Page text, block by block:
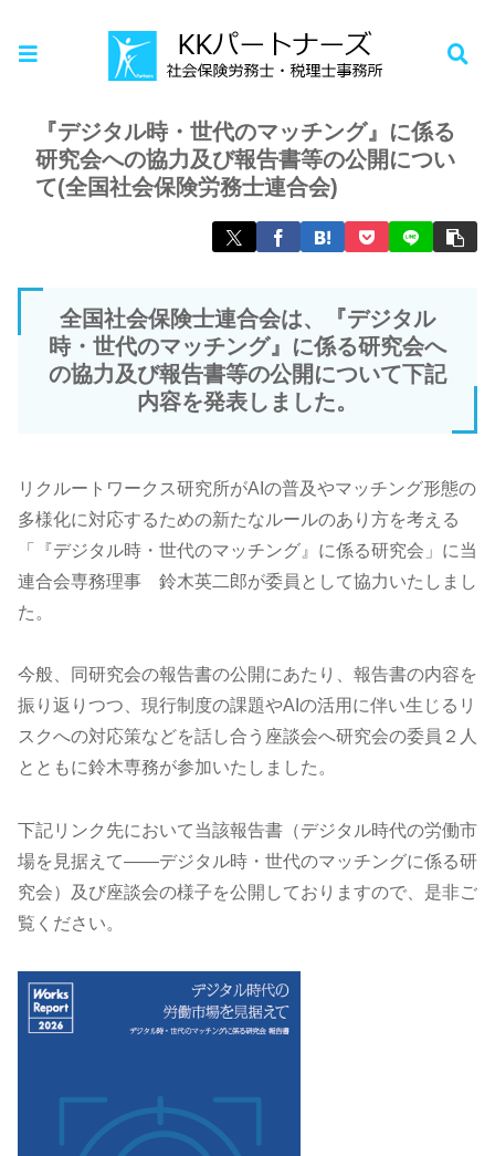
お知らせ
『デジタル時・世代のマッチング』に係る
研究会への協力及び報告書等の公開につい
て(全国社会保険労務士連合会)
全国社会保険士連合会は、『デジタル
時・世代のマッチング』に係る研究会へ
の協力及び報告書等の公開について下記
内容を発表しました。
リクルートワークス研究所がAIの普及やマッチング形態の
多様化に対応するための新たなルールのあり方を考える
「『デジタル時・世代のマッチング』に係る研究会」に当
連合会専務理事 鈴木英二郎が委員として協力いたしまし
た。
今般、同研究会の報告書の公開にあたり、報告書の内容を
振り返りつつ、現行制度の課題やAIの活用に伴い生じるリ
スクへの対応策などを話し合う座談会へ研究会の委員２人
とともに鈴木専務が参加いたしました。
下記リンク先において当該報告書（デジタル時代の労働市
場を見据えて――デジタル時・世代のマッチングに係る研
究会）及び座談会の様子を公開しておりますので、是非ご
覧ください。